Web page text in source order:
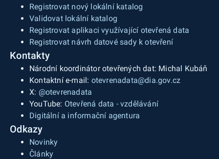
Registrovat nový lokální katalog
Validovat lokální katalog
Registrovat aplikaci využívající otevřená data
Registrovat návrh datové sady k otevření
Kontakty
Národní koordinátor otevřených dat: Michal Kubáň
Kontaktní e-mail: otevrenadata@dia.gov.cz
X: @otevrenadata
YouTube: Otevřená data - vzdělávání
Digitální a informační agentura
Odkazy
Novinky
Články